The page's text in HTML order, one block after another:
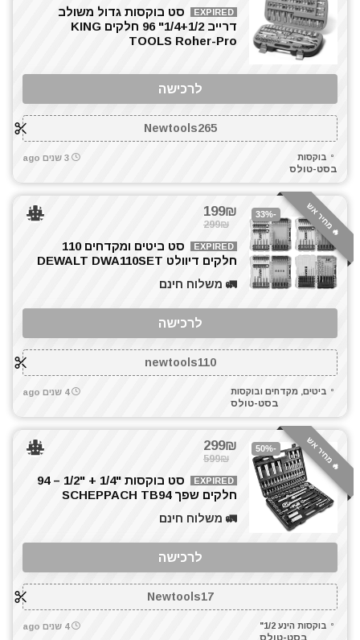
כלים לחשמלאים
להבים ומתכלים
מאוורר טכני
מברגונים נטענים
מברגות מקדחות ומברגונים
מברגת אימפקט
מברגת פוטר קלאץ'
מגרזת
מדחס / קומפרסור
מולטיטול
מטען סוללות קירי
מכונת צביעה אירלס
מכונת שטיפה בלחץ
מלטשת סרט
מלטשת קירות / גבס
מסור אנכי
מסור גבהים
מסור גרונג
מסור וידיה
מסור חרב
מסור נימה
מסור עגול
מסור שורף
EXPIRED
סט בוקסות גדול משולב
דרייב 1/4+1/2" 96 חלקים KING
TOOLS Roher-Pro
לרכישה
Newtools265
בוקסות
בסט-טולס
3 שנים ago
🔥 מחיר אש -33%
199₪
299₪
EXPIRED
סט ביטים ומקדחים 110
חלקים דיוולט DEWALT DWA110SET
🚛 משלוח חינם
לרכישה
newtools110
ביטים, מקדחים ובוקסות
בסט-טולס
4 שנים ago
🔥 מחיר אש -50%
299₪
599₪
EXPIRED
סט בוקסות "1/4 + "1/2 – 94
חלקים שפך SCHEPPACH TB94
🚛 משלוח חינם
לרכישה
Newtools17
בוקסות הינע 1/2"
בסט-טולס
4 שנים ago